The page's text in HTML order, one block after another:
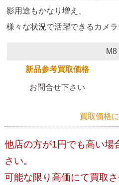
影用途もかなり増え、
様々な状況で活躍できるカメラ
M8
新品参考買取価格
お問合せ下さい
買取価格
他店の方が1円でも高い場
さい。
可能な限り高価にて買取さ